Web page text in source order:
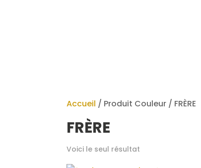
Accueil / Produit Couleur / FRÈRE
FRÈRE
Voici le seul résultat